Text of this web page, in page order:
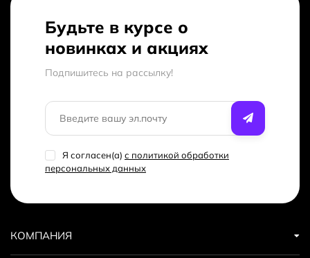
Будьте в курсе о
новинках и акциях
Подпишитесь на рассылкy!
Я согласен(a) с политикой обработки
персональных данных
КОМПАНИЯ